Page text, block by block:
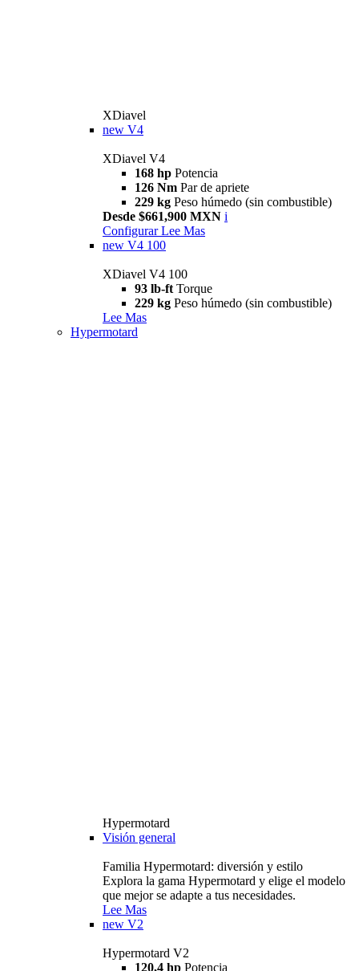
XDiavel
new V4
XDiavel V4
168 hp Potencia
126 Nm Par de apriete
229 kg Peso húmedo (sin combustible)
Desde $661,900 MXN i
Configurar Lee Mas
new V4 100
XDiavel V4 100
93 lb-ft Torque
229 kg Peso húmedo (sin combustible)
Lee Mas
Hypermotard
Hypermotard
Visión general
Familia Hypermotard: diversión y estilo
Explora la gama Hypermotard y elige el modelo
que mejor se adapte a tus necesidades.
Lee Mas
new V2
Hypermotard V2
120,4 hp Potencia